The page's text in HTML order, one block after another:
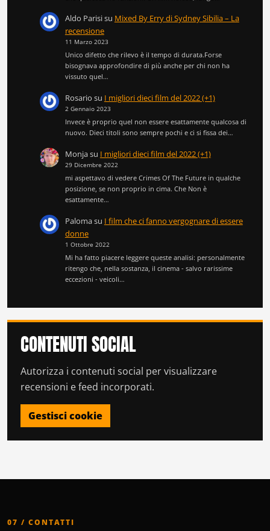
Aldo Parisisu Mixed By Erry di Sydney Sibilia – La
recensione
11 Marzo 2023
Unico difetto che rilevo è il tempo di durata.Forse
bisognava approfondire di più anche per chi non ha
vissuto quel…
Rosario su I migliori dieci film del 2022 (+1)
2 Gennaio 2023
Invece è proprio quel non essere esattamente qualcosa di
nuovo. Dieci titoli sono sempre pochi e ci si fissa dei…
Monjasu I migliori dieci film del 2022 (+1)
29 Dicembre 2022
mi aspettavo di vedere Crimes Of The Future in qualche
posizione, se non proprio in cima. Che Non è
esattamente…
Palomasu I film che ci fanno vergognare di essere
donne
1 Ottobre 2022
Mi ha fatto piacere leggere queste analisi: personalmente
ritengo che, nella sostanza, il cinema - salvo rarissime
eccezioni - veicoli…
CONTENUTI SOCIAL
Autorizza i contenuti social per visualizzare
recensioni e feed incorporati.
Gestisci cookie
07 / CONTATTI